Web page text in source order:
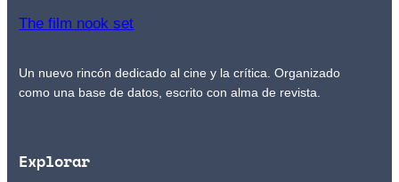
The film nook set
Un nuevo rincón dedicado al cine y la crítica. Organizado
como una base de datos, escrito con alma de revista.
Explorar